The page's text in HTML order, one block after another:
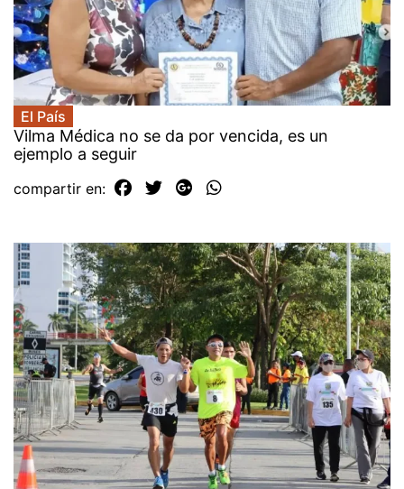
El País
Vilma Médica no se da por vencida, es un
ejemplo a seguir
compartir en: